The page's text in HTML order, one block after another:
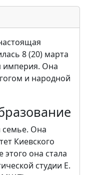
8 (20) марта
империя. Она
и народной
семье. Она
Киевского
этого она стала
студии Е.